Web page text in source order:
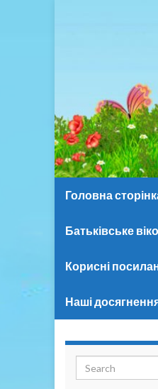
Головна
Батьківське
Корисні
Наші
Search for: